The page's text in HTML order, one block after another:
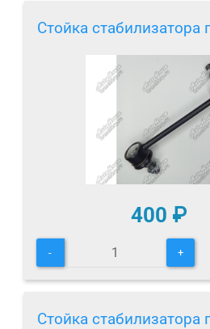
Стойка стабилизатора
400 ₽
- +
Стойка стабилизатора